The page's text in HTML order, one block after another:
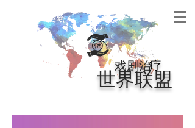
戏剧治疗
世界联盟